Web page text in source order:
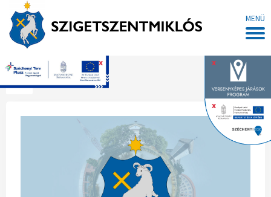
MENÜ
x
x
x
Főoldal